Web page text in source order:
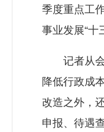
季度重点工
事业发展“十
记者从会
降低行政成
改造之外，
申报、待遇